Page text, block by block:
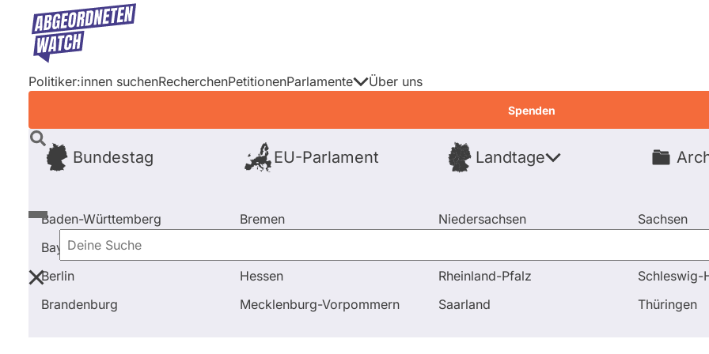
Direkt
Inhalt
Politiker:innen suchenRecherchenPetitionenParlamente
Bundestag EU-Parlament Landtage
Baden-Württemberg
Bayern
Berlin
Brandenburg
Bremen
Hessen
Mecklenburg-Vorpommern
Niedersachsen
Rheinland-Pfalz
Saarland
Sachsen
Schleswig-
Thüringen
Über uns
Spenden
Deine
Suche
Startseite Alle Fragen und Antworten bei abgeordnetenwatch